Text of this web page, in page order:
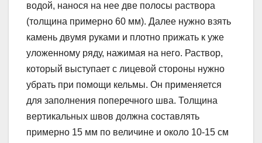
водой, нанося на нее две полосы раствора
(толщина примерно 60 мм). Далее нужно взять
камень двумя руками и плотно прижать к уже
уложенному ряду, нажимая на него. Раствор,
который выступает с лицевой стороны нужно
убрать при помощи кельмы. Он применяется
для заполнения поперечного шва. Толщина
вертикальных швов должна составлять
примерно 15 мм по величине и около 10-15 см